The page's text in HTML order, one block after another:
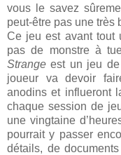
vous le savez
peut-être pas une très
Ce jeu est avant tout
pas de monstre à
Strange est un jeu
joueur va devoir
anodins et influeront
chaque session de
une vingtaine
pourrait y passer
détails, de